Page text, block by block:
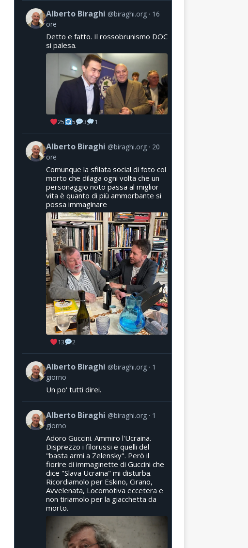
Alberto Biraghi @biraghi.org
16
ore
Detto e fatto. Il rossobrunismo DOC
si palesa.
25 5 3 1
Alberto Biraghi @biraghi.org
20
ore
Comunque la sfilata social di foto col
morto che dilaga ogni volta che un
personaggio noto passa al miglior
vita è quanto di più ammorbante si
possa immaginare
13 2
Alberto Biraghi @biraghi.org
1
giorno
Un po' tutti direi.
Alberto Biraghi @biraghi.org
1
giorno
Adoro Guccini. Ammiro l'Ucraina.
Disprezzo i filorussi e quelli del
"basta armi a Zelensky". Però il
fiorire di immaginette di Guccini che
dice "Slava Ucraina" mi disturba.
Ricordiamolo per Eskino, Cirano,
Avvelenata, Locomotiva eccetera e
non tiriamolo per la giacchetta da
morto.